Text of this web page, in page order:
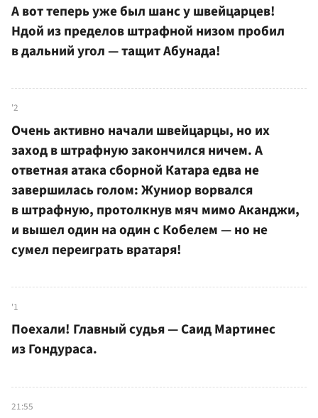
А вот теперь уже был шанс у швейцарцев!
Ндой из пределов штрафной низом пробил
в дальний угол — тащит Абунада!
'2
Очень активно начали швейцарцы, но их
заход в штрафную закончился ничем. А
ответная атака сборной Катара едва не
завершилась голом: Жуниор ворвался
в штрафную, протолкнув мяч мимо Аканджи,
и вышел один на один с Кобелем — но не
сумел переиграть вратаря!
'1
Поехали! Главный судья — Саид Мартинес
из Гондураса.
21:55